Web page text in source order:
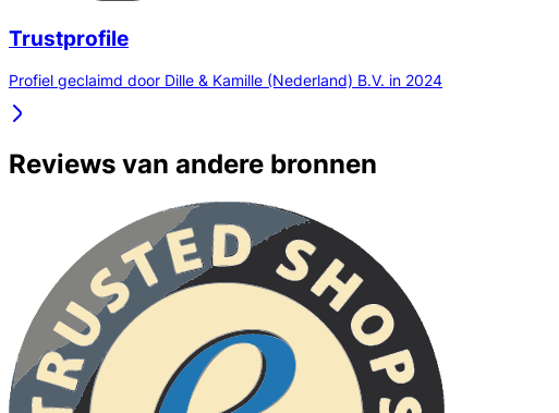
Trustprofile
Profiel geclaimd door Dille & Kamille (Nederland) B.V. in 2024
Reviews van andere bronnen